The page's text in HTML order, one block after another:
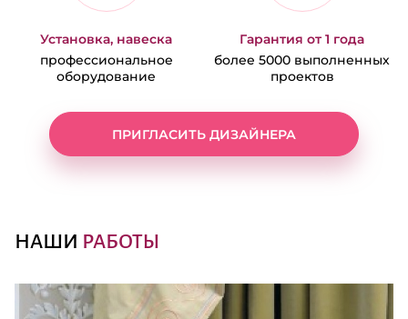
Установка, навеска
профессиональное
оборудование
Гарантия от 1 года
более 5000 выполненных
проектов
ПРИГЛАСИТЬ ДИЗАЙНЕРА
НАШИ РАБОТЫ